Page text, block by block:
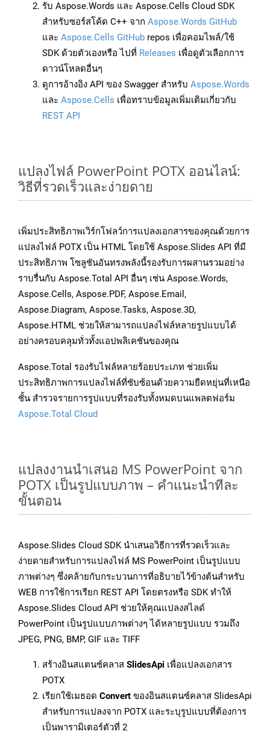
รับ Aspose.Words และ Aspose.Cells Cloud SDK
สำหรับซอร์สโค้ด C++ จาก Aspose.Words GitHub
และ Aspose.Cells GitHub repos เพื่อคอมไพล์/ใช้
SDK ด้วยตัวเองหรือ ไปที่ Releases เพื่อดูตัวเลือกการ
ดาวน์โหลดอื่นๆ
ดูการอ้างอิง API ของ Swagger สำหรับ Aspose.Words
และ Aspose.Cells เพื่อทราบข้อมูลเพิ่มเติมเกี่ยวกับ
REST API
แปลงไฟล์ PowerPoint POTX ออนไลน์:
วิธีที่รวดเร็วและง่ายดาย
เพิ่มประสิทธิภาพเวิร์กโฟลว์การแปลงเอกสารของคุณด้วยการ
แปลงไฟล์ POTX เป็น HTML โดยใช้ Aspose.Slides API ที่มี
ประสิทธิภาพ โซลูชันอันทรงพลังนี้รองรับการผสานรวมอย่าง
ราบรื่นกับ Aspose.Total API อื่นๆ เช่น Aspose.Words,
Aspose.Cells, Aspose.PDF, Aspose.Email,
Aspose.Diagram, Aspose.Tasks, Aspose.3D,
Aspose.HTML ช่วยให้สามารถแปลงไฟล์หลายรูปแบบได้
อย่างครอบคลุมทั่วทั้งแอปพลิเคชันของคุณ
Aspose.Total รองรับไฟล์หลายร้อยประเภท ช่วยเพิ่ม
ประสิทธิภาพการแปลงไฟล์ที่ซับซ้อนด้วยความยืดหยุ่นที่เหนือ
ชั้น สำรวจรายการรูปแบบที่รองรับทั้งหมดบนแพลตฟอร์ม
Aspose.Total Cloud
แปลงงานนำเสนอ MS PowerPoint จาก
POTX เป็นรูปแบบภาพ – คำแนะนำทีละ
ขั้นตอน
Aspose.Slides Cloud SDK นำเสนอวิธีการที่รวดเร็วและ
ง่ายดายสำหรับการแปลงไฟล์ MS PowerPoint เป็นรูปแบบ
ภาพต่างๆ ซึ่งคล้ายกับกระบวนการที่อธิบายไว้ข้างต้นสำหรับ
WEB การใช้การเรียก REST API โดยตรงหรือ SDK ทำให้
Aspose.Slides Cloud API ช่วยให้คุณแปลงสไลด์
PowerPoint เป็นรูปแบบภาพต่างๆ ได้หลายรูปแบบ รวมถึง
JPEG, PNG, BMP, GIF และ TIFF
สร้างอินสแตนซ์คลาส SlidesApi เพื่อแปลงเอกสาร
POTX
เรียกใช้เมธอด Convert ของอินสแตนซ์คลาส SlidesApi
สำหรับการแปลงจาก POTX และระบุรูปแบบที่ต้องการ
เป็นพารามิเตอร์ตัวที่ 2